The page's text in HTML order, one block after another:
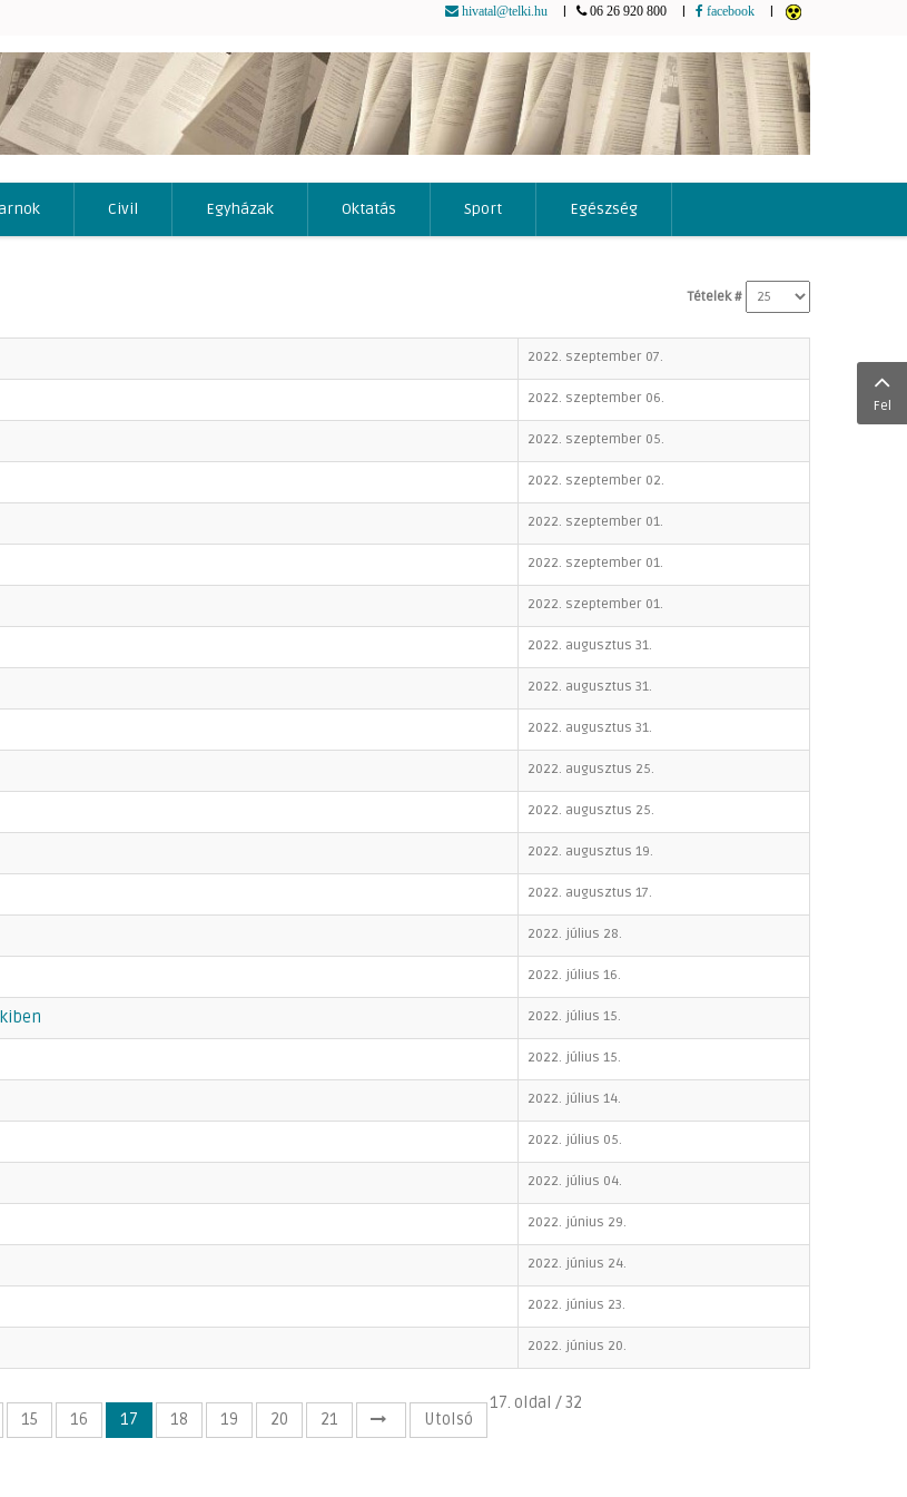
hivatal@telki.hu 06 26 920 800 facebook
Civil Egyházak Oktatás Sport Egészség
Tételek #
2022. szeptember 07.
2022. szeptember 06.
2022. szeptember 05.
2022. szeptember 02.
2022. szeptember 01.
2022. szeptember 01.
2022. szeptember 01.
2022. augusztus 31.
2022. augusztus 31.
2022. augusztus 31.
2022. augusztus 25.
2022. augusztus 25.
2022. augusztus 19.
2022. augusztus 17.
2022. július 28.
2022. július 16.
2022. július 15.
2022. július 15.
2022. július 14.
2022. július 05.
2022. július 04.
2022. június 29.
2022. június 24.
2022. június 23.
2022. június 20.
17. oldal / 32
15 16 17 18 19 20 21 Utolsó
Fel